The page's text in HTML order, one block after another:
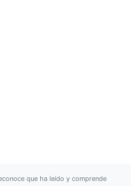
que ha leído y comprende